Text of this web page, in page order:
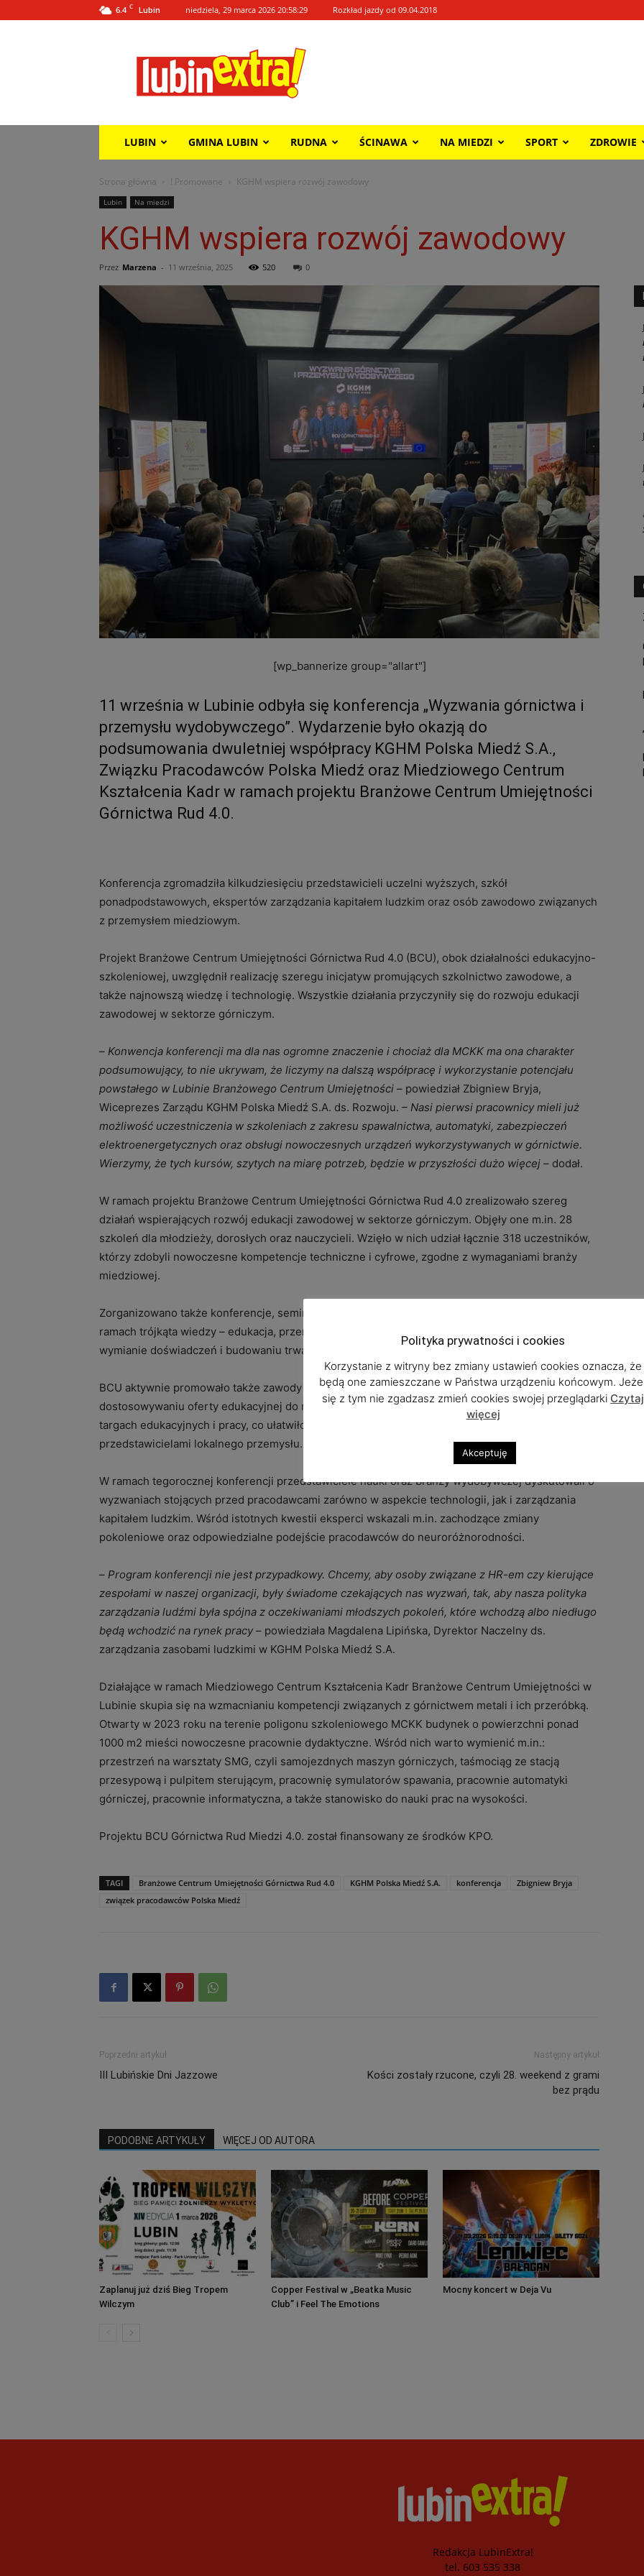
6.4 C Lubin niedziela, 29 marca 2026 20:58:29 Rozkład jazdy od 09.04.2018
Extra!
LUBIN GMINA LUBIN RUDNA ŚCINAWA NA MIEDZI SPORT ZDROWIE
Strona główna ! Promowane KGHM wspiera rozwój zawodowy
Lubin Na miedzi
KGHM wspiera rozwój zawodowy
Przez Marzena - 11 września, 2025 520 0
[wp_bannerize group="allart"]
11 września w Lubinie odbyła się konferencja „Wyzwania górnictwa i
przemysłu wydobywczego”. Wydarzenie było okazją do
podsumowania dwuletniej współpracy KGHM Polska Miedź S.A.,
Związku Pracodawców Polska Miedź oraz Miedziowego Centrum
Kształcenia Kadr w ramach projektu Branżowe Centrum Umiejętności
Górnictwa Rud 4.0.
Konferencja zgromadziła kilkudziesięciu przedstawicieli uczelni wyższych, szkół
ponadpodstawowych, ekspertów zarządzania kapitałem ludzkim oraz osób zawodowo związanych
z przemysłem miedziowym.
Projekt Branżowe Centrum Umiejętności Górnictwa Rud 4.0 (BCU), obok działalności edukacyjno-
szkoleniowej, uwzględnił realizację szeregu inicjatyw promujących szkolnictwo zawodowe, a
także najnowszą wiedzę i technologię. Wszystkie działania przyczyniły się do rozwoju edukacji
zawodowej w sektorze górniczym.
– Konwencja konferencji ma dla nas ogromne znaczenie i chociaż dla MCKK ma ona charakter
podsumowujący, to nie ukrywam, że liczymy na dalszą współpracę i wykorzystanie potencjału
powstałego w Lubinie Branżowego Centrum Umiejętności – powiedział Zbigniew Bryja,
Wiceprezes Zarządu KGHM Polska Miedź S.A. ds. Rozwoju. – Nasi pierwsi pracownicy mieli już
możliwość uczestniczenia w szkoleniach z zakresu spawalnictwa, automatyki, zabezpieczeń
elektroenergetycznych oraz obsługi nowoczesnych urządzeń wykorzystywanych w górnictwie.
Wierzymy, że tych kursów, szytych na miarę potrzeb, będzie w przyszłości dużo więcej – dodał.
W ramach projektu Branżowe Centrum Umiejętności Górnictwa Rud 4.0 zrealizowało szereg
działań wspierających rozwój edukacji zawodowej w sektorze górniczym. Objęły one m.in. 28
szkoleń dla młodzieży, dorosłych oraz nauczycieli. Wzięło w nich udział łącznie 318 uczestników,
którzy zdobyli nowoczesne kompetencje techniczne i cyfrowe, zgodne z wymaganiami branży
miedziowej.
Zorganizowano także konferencje, seminaria, wyjazdy studyjne oraz spotkania środowiskowe w
ramach trójkąta wiedzy – edukacja, przemysł, nauka. Wydarzenia te służyły diagnozie potrzeb,
wymianie doświadczeń i budowaniu trwałych relacji między szkołami i pracodawcami.
BCU aktywnie promowało także zawody kluczowe dla górnictwa i wspierało szkoły w
dostosowywaniu oferty edukacyjnej do rynku pracy. W ramach projektu uczestniczono także w
targach edukacyjnych i pracy, co ułatwiło kontakt uczniów i doradców zawodowych z
przedstawicielami lokalnego przemysłu.
W ramach tegorocznej konferencji przedstawiciele nauki oraz branży wydobywczej dyskutowali o
wyzwaniach stojących przed pracodawcami zarówno w aspekcie technologii, jak i zarządzania
kapitałem ludzkim. Wśród istotnych kwestii eksperci wskazali m.in. zachodzące zmiany
pokoleniowe oraz odpowiedzialne podejście pracodawców do neuroróżnorodności.
– Program konferencji nie jest przypadkowy. Chcemy, aby osoby związane z HR-em czy kierujące
zespołami w naszej organizacji, były świadome czekających nas wyzwań, tak, aby nasza polityka
zarządzania ludźmi była spójna z oczekiwaniami młodszych pokoleń, które wchodzą albo niedługo
będą wchodzić na rynek pracy – powiedziała Magdalena Lipińska, Dyrektor Naczelny ds.
zarządzania zasobami ludzkimi w KGHM Polska Miedź S.A.
Działające w ramach Miedziowego Centrum Kształcenia Kadr Branżowe Centrum Umiejętności w
Lubinie skupia się na wzmacnianiu kompetencji związanych z górnictwem metali i ich przeróbką.
Otwarty w 2023 roku na terenie poligonu szkoleniowego MCKK budynek o powierzchni ponad
1000 m2 mieści nowoczesne pracownie dydaktyczne. Wśród nich warto wymienić m.in.:
przestrzeń na warsztaty SMG, czyli samojezdnych maszyn górniczych, taśmociąg ze stacją
przesypową i pulpitem sterującym, pracownię symulatorów spawania, pracownie automatyki
górniczej, pracownie informatyczna, a także stanowisko do nauki prac na wysokości.
Projektu BCU Górnictwa Rud Miedzi 4.0. został finansowany ze środków KPO.
TAGI Branżowe Centrum Umiejętności Górnictwa Rud 4.0 KGHM Polska Miedź S.A. konferencja
Zbigniew Bryja
związek pracodawców Polska Miedź
Poprzedni artykuł
III Lubińskie Dni Jazzowe
Następny artykuł
Kości zostały rzucone, czyli 28. weekend z grami
bez prądu
PODOBNE ARTYKUŁY WIĘCEJ OD AUTORA
Zaplanuj już dziś Bieg Tropem
Wilczym
Copper Festival w „Beatka Music
Club” i Feel The Emotions
Mocny koncert w Deja Vu
Redakcja LubinExtra!
tel. 603 535 338
Polityka prywatności i cookies
Korzystanie z witryny bez zmiany ustawień cookies oznacza, że
będą one zamieszczane w Państwa urządzeniu końcowym.
się z tym nie zgadzasz zmień cookies swojej przeglądarki Czytaj
więcej
Akceptuję